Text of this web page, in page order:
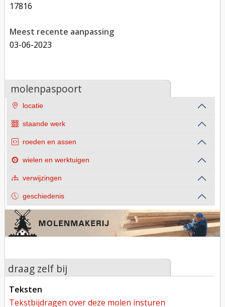
17816
Meest recente aanpassing
03-06-2023
molenpaspoort
locatie
staande werk
roeden en assen
wielen en werktuigen
verwijzingen
geschiedenis
draag zelf bij
teksten
tekstbijdragen over deze molen insturen